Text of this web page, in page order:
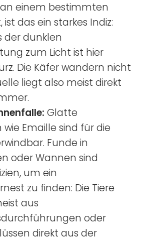
einem bestimmten
das ein starkes Indiz:
der dunklen
zum Licht ist hier
Die Käfer wandern nicht
liegt also meist direkt
Glatte
Emaille sind für die
Funde in
oder Wannen sind
um ein
zu finden: Die Tiere
aus
oder
direkt aus der